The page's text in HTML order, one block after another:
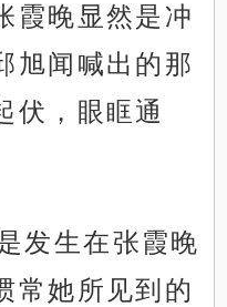
霞晚显然是冲
旭闻喊出的那
伏，眼眶通
发生在张霞晚
常她所见到的